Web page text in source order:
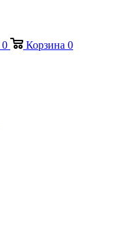
0 Корзина 0